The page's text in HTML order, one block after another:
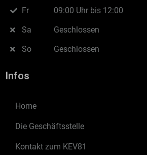
Fr
Sa
So
09:00 Uhr bis 12:00
Geschlossen
Geschlossen
Infos
Home
Die Geschäftsstelle
Kontakt zum KEV81